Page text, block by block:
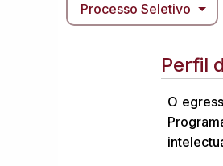
Processo Seletivo
Perfil
O